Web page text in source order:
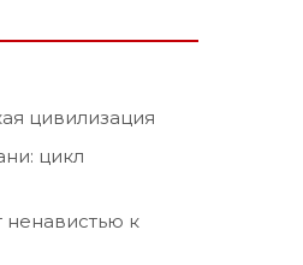
цивилизация
цикл
ненавистью к